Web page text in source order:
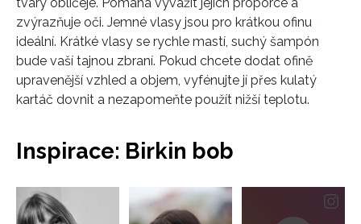
REDAKCE
tvary obličeje. Pomáhá vyvážit jejich proporce a
zvýrazňuje oči. Jemné vlasy jsou pro krátkou ofinu
ideální. Krátké vlasy se rychle mastí, suchý šampón
bude vaší tajnou zbraní. Pokud chcete dodat ofině
upravenější vzhled a objem, vyfénujte jí přes kulatý
kartáč dovnit a nezapomeňte použít nižší teplotu.
Inspirace: Birkin bob
do